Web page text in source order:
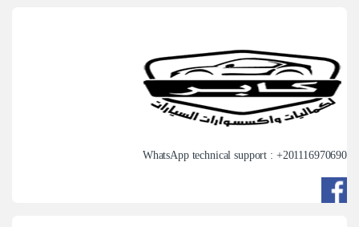
WhatsApp technical support : +201116970690